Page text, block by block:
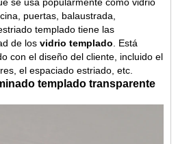
puertas, balaustrada,
templado tiene las
de los vidrio templado . Está
con el diseño del cliente, incluido el
el espaciado estriado, etc.
templado transparente